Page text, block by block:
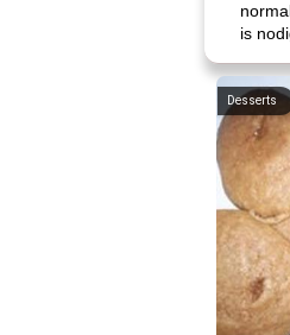
is
Desserts